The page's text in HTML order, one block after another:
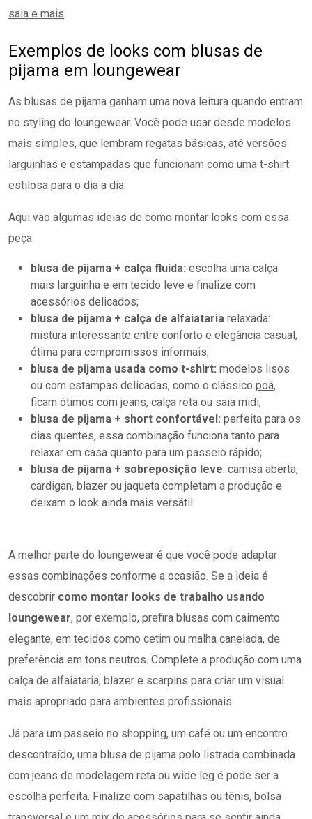
saia e mais
Exemplos de looks com blusas de
pijama em loungewear
As blusas de pijama ganham uma nova leitura quando entram
no styling do loungewear. Você pode usar desde modelos
mais simples, que lembram regatas básicas, até versões
larguinhas e estampadas que funcionam como uma t-shirt
estilosa para o dia a dia.
Aqui vão algumas ideias de como montar looks com essa
peça:
blusa de pijama + calça fluida: escolha uma calça
mais larguinha e em tecido leve e finalize com
acessórios delicados;
blusa de pijama + calça de alfaiataria relaxada:
mistura interessante entre conforto e elegância casual,
ótima para compromissos informais;
blusa de pijama usada como t-shirt: modelos lisos
ou com estampas delicadas, como o clássico poá,
ficam ótimos com jeans, calça reta ou saia midi;
blusa de pijama + short confortável: perfeita para os
dias quentes, essa combinação funciona tanto para
relaxar em casa quanto para um passeio rápido;
blusa de pijama + sobreposição leve: camisa aberta,
cardigan, blazer ou jaqueta completam a produção e
deixam o look ainda mais versátil.
A melhor parte do loungewear é que você pode adaptar
essas combinações conforme a ocasião. Se a ideia é
descobrir como montar looks de trabalho usando
loungewear, por exemplo, prefira blusas com caimento
elegante, em tecidos como cetim ou malha canelada, de
preferência em tons neutros. Complete a produção com uma
calça de alfaiataria, blazer e scarpins para criar um visual
mais apropriado para ambientes profissionais.
Já para um passeio no shopping, um café ou um encontro
descontraído, uma blusa de pijama polo listrada combinada
com jeans de modelagem reta ou wide leg é pode ser a
escolha perfeita. Finalize com sapatilhas ou tênis, bolsa